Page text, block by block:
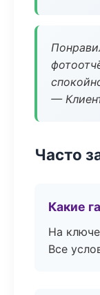
—
Часто
Какие
На
Все